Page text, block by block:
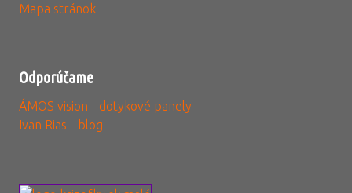
Mapa stránok
Odporúčame
ÁMOS vision - dotykové panely
Ivan Rias - blog